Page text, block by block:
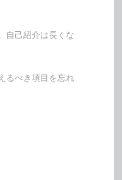
自己紹介は長くな
るべき項目を忘れ